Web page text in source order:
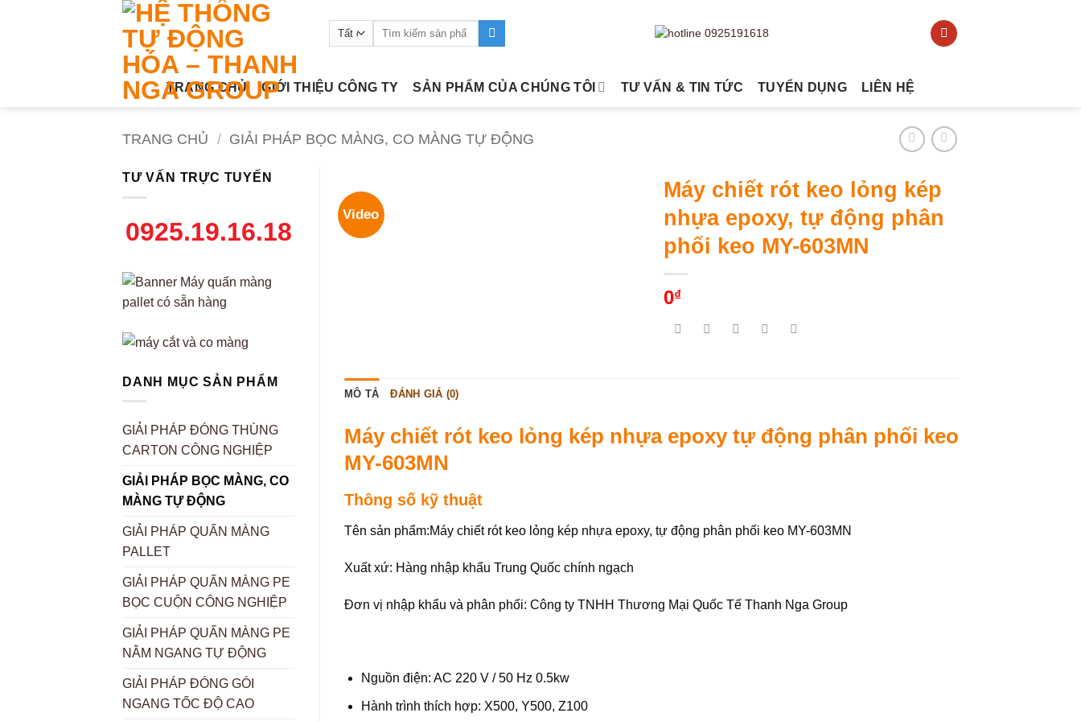
Tìm
TRANG CHỦ GIỚI THIỆU CÔNG TY SẢN PHẨM CỦA CHÚNG TÔI TƯ VẤN & TIN TỨC TUYỂN DỤNG LIÊN HỆ
TRANG CHỦ / GIẢI PHÁP BỌC MÀNG, CO MÀNG TỰ ĐỘNG
TƯ VẤN TRỰC TUYẾN
0925.19.16.18
DANH MỤC SẢN PHẨM
GIẢI PHÁP ĐÓNG THÙNG
CARTON CÔNG NGHIỆP
GIẢI PHÁP BỌC MÀNG, CO
MÀNG TỰ ĐỘNG
GIẢI PHÁP QUẤN MÀNG
PALLET
GIẢI PHÁP QUẤN MÀNG PE
BỌC CUỘN CÔNG NGHIỆP
GIẢI PHÁP QUẤN MÀNG PE
NẰM NGANG TỰ ĐỘNG
GIẢI PHÁP ĐÓNG GÓI
NGANG TỐC ĐỘ CAO
Video
Máy chiết rót keo lỏng kép
nhựa epoxy, tự động phân
phối keo MY-603MN
0₫
MÔ TẢ ĐÁNH GIÁ (0)
Máy chiết rót keo lỏng kép nhựa epoxy tự động phân phối keo
MY-603MN
Thông số kỹ thuật
Tên sản phẩm:Máy chiết rót keo lỏng kép nhựa epoxy, tự động phân phối keo MY-603MN
Xuất xứ: Hàng nhập khẩu Trung Quốc chính ngạch
Đơn vị nhập khẩu và phân phối: Công ty TNHH Thương Mại Quốc Tế Thanh Nga Group
Nguồn điện: AC 220 V / 50 Hz 0.5kw
Hành trình thích hợp: X500, Y500, Z100